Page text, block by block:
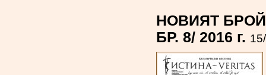
НОВИЯТ БРОЙ
БР. 8/ 2016 г.